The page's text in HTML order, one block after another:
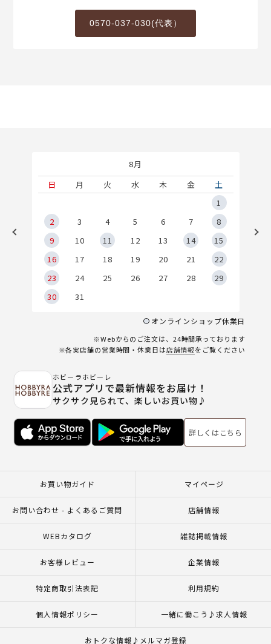
0570-037-030(代表）
8月
日
月 火 水 木 金
土
1
2
3 4 5 6 7
8
9
10 11 12 13 14
15
16
17 18 19 20 21
22
23
24 25 26 27 28
29
30
31
オンラインショップ休業日
※Webからのご注文は、24時間承っております
※各実店舗の営業時間・休業日は店舗情報をご覧ください
ホビーラホビーレ
公式アプリで最新情報をお届け！
サクサク見られて、楽しいお買い物♪
詳しくはこちら
お買い物ガイド マイページ
お問い合わせ - よくあるご質問 店舗情報
WEBカタログ 雑誌掲載情報
お客様レビュー 企業情報
特定商取引法表記 利用規約
個人情報ポリシー 一緒に働こう♪求人情報
おトクな情報♪メルマガ登録